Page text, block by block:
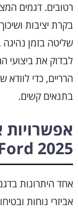
רטובים. דגמים
בקרת יציבות
שליטה בזמן
לבדוק את ביצועי
הרריים, כדי
בתנאים קשים.
אפשרויות
2025
אביזרי נוחות